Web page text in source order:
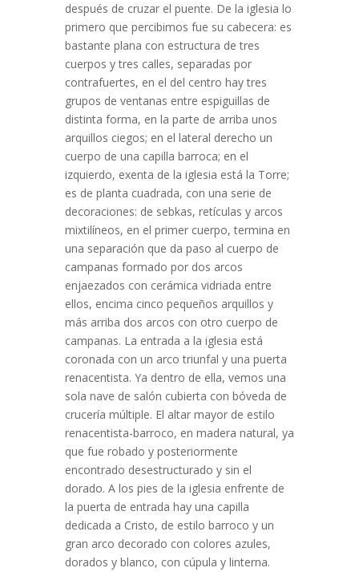
después de cruzar el puente. De la iglesia lo
primero que percibimos fue su cabecera: es
bastante plana con estructura de tres
cuerpos y tres calles, separadas por
contrafuertes, en el del centro hay tres
grupos de ventanas entre espiguillas de
distinta forma, en la parte de arriba unos
arquillos ciegos; en el lateral derecho un
cuerpo de una capilla barroca; en el
izquierdo, exenta de la iglesia está la Torre;
es de planta cuadrada, con una serie de
decoraciones: de sebkas, retículas y arcos
mixtilíneos, en el primer cuerpo, termina en
una separación que da paso al cuerpo de
campanas formado por dos arcos
enjaezados con cerámica vidriada entre
ellos, encima cinco pequeños arquillos y
más arriba dos arcos con otro cuerpo de
campanas. La entrada a la iglesia está
coronada con un arco triunfal y una puerta
renacentista. Ya dentro de ella, vemos una
sola nave de salón cubierta con bóveda de
crucería múltiple. El altar mayor de estilo
renacentista-barroco, en madera natural, ya
que fue robado y posteriormente
encontrado desestructurado y sin el
dorado. A los pies de la iglesia enfrente de
la puerta de entrada hay una capilla
dedicada a Cristo, de estilo barroco y un
gran arco decorado con colores azules,
dorados y blanco, con cúpula y linterna.